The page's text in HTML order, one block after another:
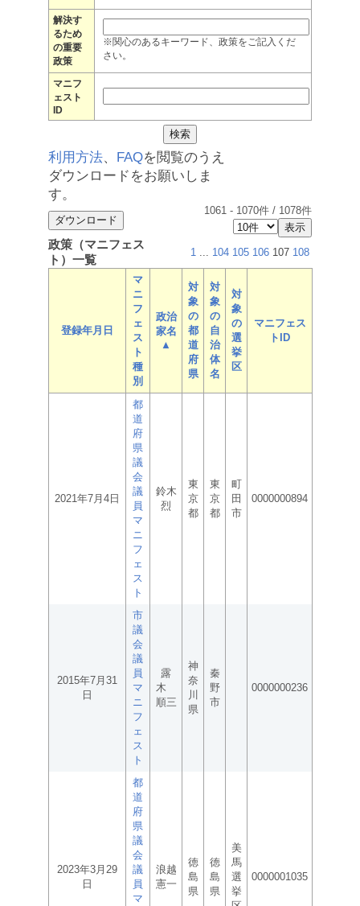
解決す
るため
の重要
政策
※関心のあるキーワード、政策をご記入くだ
さい。
マニフ
ェスト
ID
利用方法、 FAQを閲覧のうえ
ダウンロードをお願いしま
す。
1061 - 1070件 / 1078件
政策（マニフェス
ト）一覧
1 ... 104 105 106 107 108
登録年月日
マ
ニ
フ
ェ
ス
ト
種
別
政治
家名
▲
対
象
の
都
道
府
県
対
象
の
自
治
体
名
対
象
の
選
挙
区
マニフェス
トID
2021年7月4日
都
道
府
県
議
会
議
員
マ
ニ
フ
ェ
ス
ト
鈴木
烈
東
京
都
東
京
都
町
田
市
0000000894
2015年7月31
日
市
議
会
議
員
マ
ニ
フ
ェ
ス
ト
露
木
順三
神
奈
川
県
秦
野
市
0000000236
2023年3月29
日
都
道
府
県
議
会
議
員
マ
浪越
憲一
徳
島
県
徳
島
県
美
馬
選
挙
0000001035